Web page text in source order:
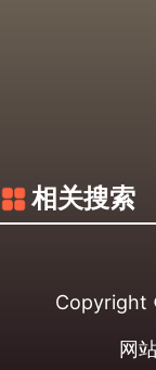
相关搜索
Copyright
网